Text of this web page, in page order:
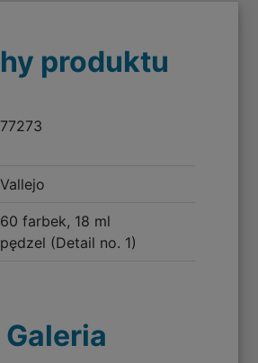
produktu
77273
Vallejo
60 farbek, 18 ml
pędzel (Detail no. 1)
Galeria